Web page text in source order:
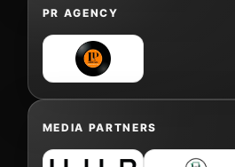
PR AGENCY
MEDIA PARTNERS